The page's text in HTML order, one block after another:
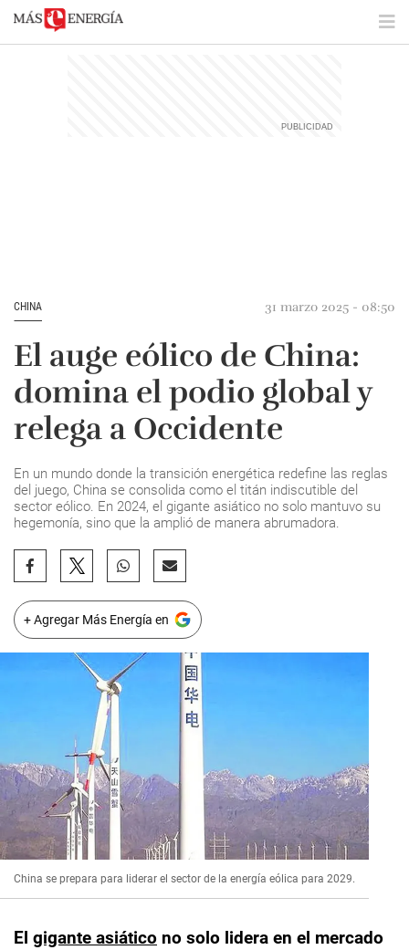
CHINA 31 marzo 2025 - 08:50
El auge eólico de China:
domina el podio global y
relega a Occidente
En un mundo donde la transición energética redefine las reglas
del juego, China se consolida como el titán indiscutible del
sector eólico. En 2024, el gigante asiático no solo mantuvo su
hegemonía, sino que la amplió de manera abrumadora.
+ Agregar Más Energía en
China se prepara para liderar el sector de la energía eólica para 2029.
El gigante asiático no solo lidera en el mercado